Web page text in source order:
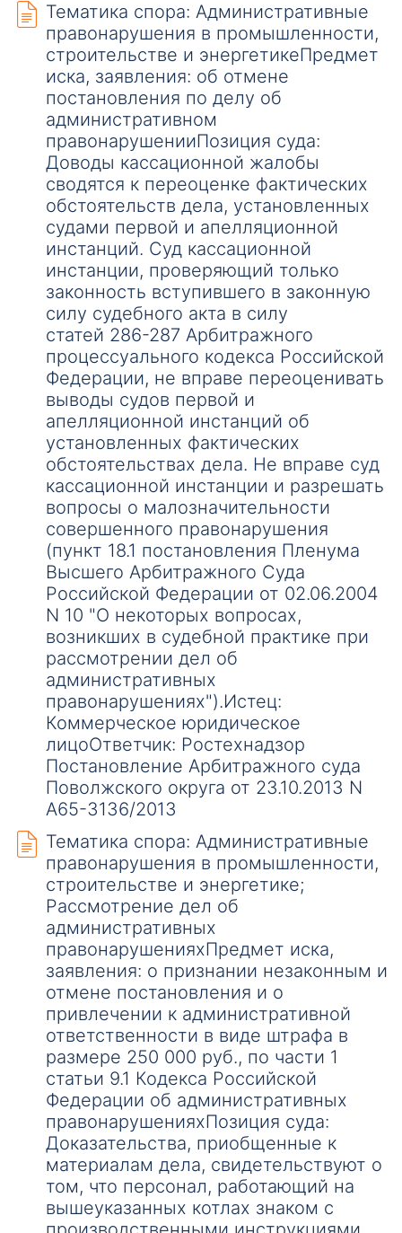
Тематика спора: Административные
правонарушения в промышленности,
строительстве и энергетикеПредмет
иска, заявления: об отмене
постановления по делу об
административном
правонарушенииПозиция суда:
Доводы кассационной жалобы
сводятся к переоценке фактических
обстоятельств дела, установленных
судами первой и апелляционной
инстанций. Суд кассационной
инстанции, проверяющий только
законность вступившего в законную
силу судебного акта в силу
статей 286-287 Арбитражного
процессуального кодекса Российской
Федерации, не вправе переоценивать
выводы судов первой и
апелляционной инстанций об
установленных фактических
обстоятельствах дела. Не вправе суд
кассационной инстанции и разрешать
вопросы о малозначительности
совершенного правонарушения
(пункт 18.1 постановления Пленума
Высшего Арбитражного Суда
Российской Федерации от 02.06.2004
N 10 "О некоторых вопросах,
возникших в судебной практике при
рассмотрении дел об
административных
правонарушениях").Истец:
Коммерческое юридическое
лицоОтветчик: Ростехнадзор
Постановление Арбитражного суда
Поволжского округа от 23.10.2013 N
А65-3136/2013
Тематика спора: Административные
правонарушения в промышленности,
строительстве и энергетике;
Рассмотрение дел об
административных
правонарушенияхПредмет иска,
заявления: о признании незаконным и
отмене постановления и о
привлечении к административной
ответственности в виде штрафа в
размере 250 000 руб., по части 1
статьи 9.1 Кодекса Российской
Федерации об административных
правонарушенияхПозиция суда:
Доказательства, приобщенные к
материалам дела, свидетельствуют о
том, что персонал, работающий на
вышеуказанных котлах знаком с